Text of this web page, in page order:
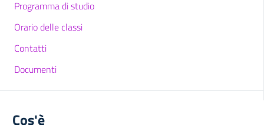
Programma di studio
Orario delle classi
Contatti
Documenti
Cos'è